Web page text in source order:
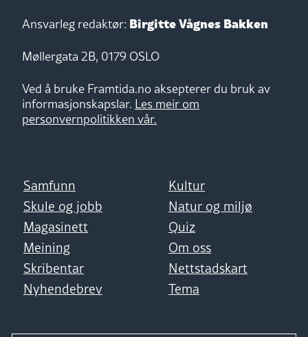
Ansvarleg redaktør: Birgitte Vågnes Bakken
Møllergata 2B, 0179 OSLO
Ved å bruke Framtida.no aksepterer du bruk av
informasjonskapslar. Les meir om
personvernpolitikken vår.
Samfunn
Kultur
Skule og jobb
Natur og miljø
Magasinett
Quiz
Meining
Om oss
Skribentar
Nettstadskart
Nyhendebrev
Tema